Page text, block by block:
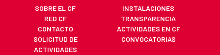
SOBRE EL CF
INSTALACIONES
RED CF
TRANSPARENCIA
CONTACTO
ACTIVIDADES EN CF
SOLICITUD DE
ACTIVIDADES
CONVOCATORIAS